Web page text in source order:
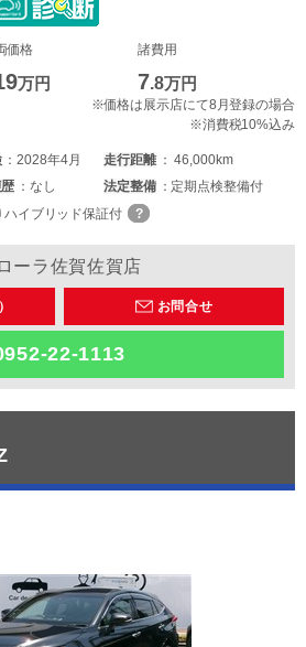
価格
万円
諸費用
7.8万円
※価格は展示店にて8月登録の場合
※消費税10%込み
2028年4月 走行距離
46,000km
なし 法定整備
定期点検整備付
ハイブリッド保証付
ーラ佐賀佐賀店
お問合せ
22-1113